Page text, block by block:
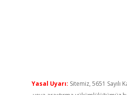
Yasal Uyarı: Sitemiz, 5651